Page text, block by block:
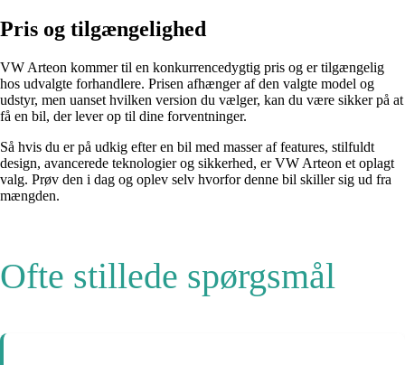
Pris og tilgængelighed
VW Arteon kommer til en konkurrencedygtig pris og er tilgængelig
hos udvalgte forhandlere. Prisen afhænger af den valgte model og
udstyr, men uanset hvilken version du vælger, kan du være sikker på at
få en bil, der lever op til dine forventninger.
Så hvis du er på udkig efter en bil med masser af features, stilfuldt
design, avancerede teknologier og sikkerhed, er VW Arteon et oplagt
valg. Prøv den i dag og oplev selv hvorfor denne bil skiller sig ud fra
mængden.
Ofte stillede spørgsmål